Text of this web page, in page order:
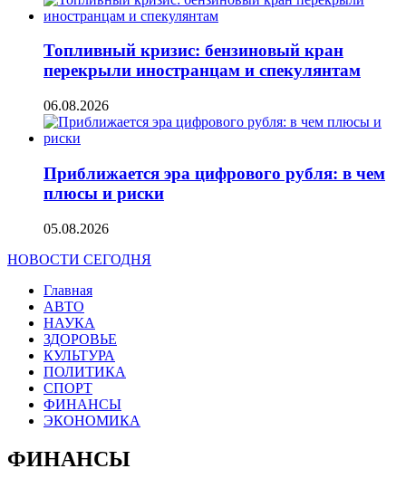
Топливный кризис: бензиновый кран
перекрыли иностранцам и спекулянтам
06.08.2026
Приближается эра цифрового рубля: в чем
плюсы и риски
05.08.2026
НОВОСТИ СЕГОДНЯ
Главная
АВТО
НАУКА
ЗДОРОВЬЕ
КУЛЬТУРА
ПОЛИТИКА
СПОРТ
ФИНАНСЫ
ЭКОНОМИКА
ФИНАНСЫ